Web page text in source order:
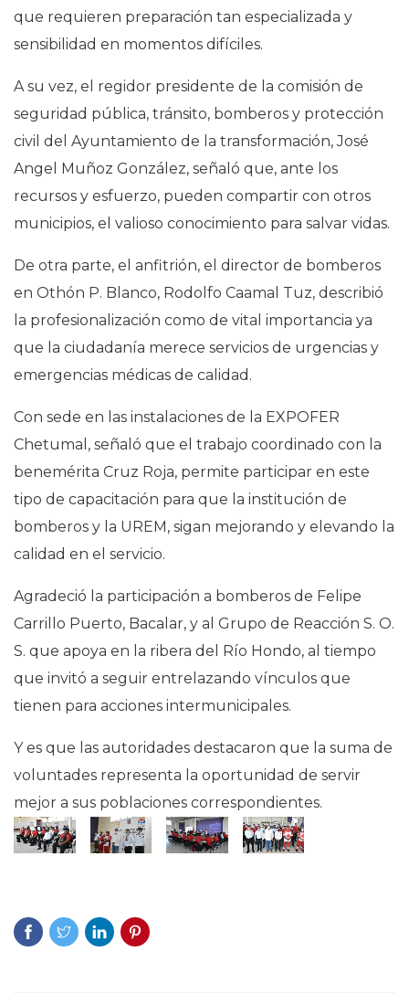
que requieren preparación tan especializada y
sensibilidad en momentos difíciles.
A su vez, el regidor presidente de la comisión de
seguridad pública, tránsito, bomberos y protección
civil del Ayuntamiento de la transformación, José
Angel Muñoz González, señaló que, ante los
recursos y esfuerzo, pueden compartir con otros
municipios, el valioso conocimiento para salvar vidas.
De otra parte, el anfitrión, el director de bomberos
en Othón P. Blanco, Rodolfo Caamal Tuz, describió
la profesionalización como de vital importancia ya
que la ciudadanía merece servicios de urgencias y
emergencias médicas de calidad.
Con sede en las instalaciones de la EXPOFER
Chetumal, señaló que el trabajo coordinado con la
benemérita Cruz Roja, permite participar en este
tipo de capacitación para que la institución de
bomberos y la UREM, sigan mejorando y elevando la
calidad en el servicio.
Agradeció la participación a bomberos de Felipe
Carrillo Puerto, Bacalar, y al Grupo de Reacción S. O.
S. que apoya en la ribera del Río Hondo, al tiempo
que invitó a seguir entrelazando vínculos que
tienen para acciones intermunicipales.
Y es que las autoridades destacaron que la suma de
voluntades representa la oportunidad de servir
mejor a sus poblaciones correspondientes.